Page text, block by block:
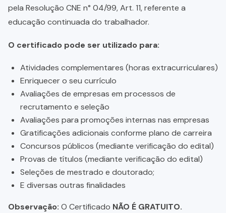
pela Resolução CNE n° 04/99, Art. 11, referente a
educação continuada do trabalhador.
O certificado pode ser utilizado para:
Atividades complementares (horas extracurriculares)
Enriquecer o seu currículo
Avaliações de empresas em processos de
recrutamento e seleção
Avaliações para promoções internas nas empresas
Gratificações adicionais conforme plano de carreira
Concursos públicos (mediante verificação do edital)
Provas de títulos (mediante verificação do edital)
Seleções de mestrado e doutorado;
E diversas outras finalidades
Observação: O Certificado NÃO É GRATUITO.